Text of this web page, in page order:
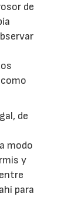
de
de
modo
y
para